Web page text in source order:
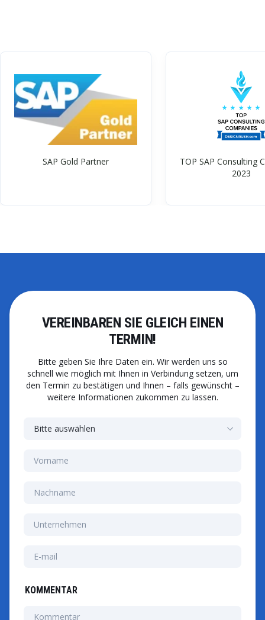
SAP Gold Partner
TOP SAP Consulting
2023
VEREINBAREN SIE GLEICH EINEN
TERMIN!
Bitte geben Sie Ihre Daten ein. Wir werden uns so
schnell wie möglich mit Ihnen in Verbindung setzen, um
den Termin zu bestätigen und Ihnen – falls gewünscht –
weitere Informationen zukommen zu lassen.
KOMMENTAR